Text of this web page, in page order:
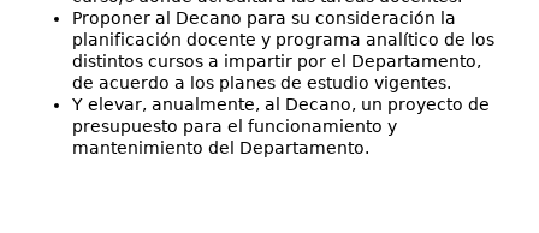
Proponer al Decano para su consideración la
planificación docente y programa analítico de los
distintos cursos a impartir por el Departamento,
de acuerdo a los planes de estudio vigentes.
Y elevar, anualmente, al Decano, un proyecto de
presupuesto para el funcionamiento y
mantenimiento del Departamento.